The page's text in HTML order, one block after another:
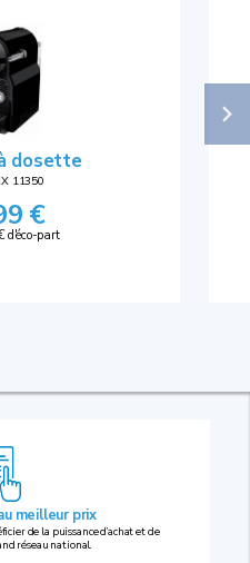
dosette
11350
€
d'éco-part
meilleur prix
de la puissance d’achat et de
réseau national.